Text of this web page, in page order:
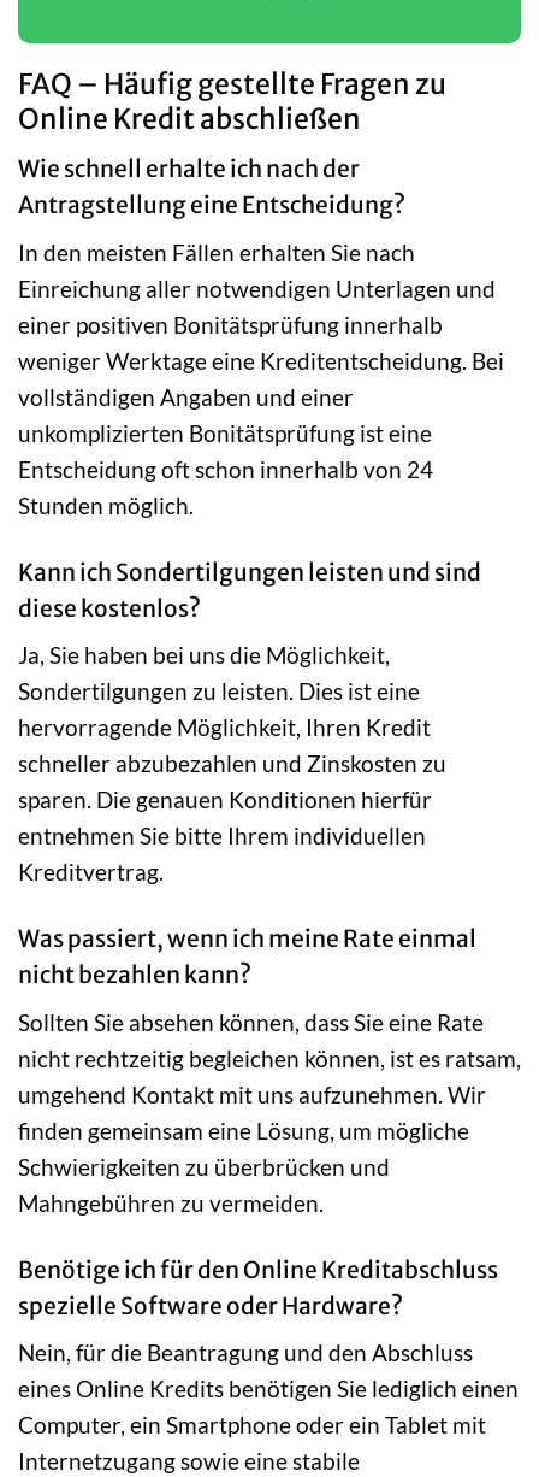
FAQ – Häufig gestellte Fragen zu
Online Kredit abschließen
Wie schnell erhalte ich nach der
Antragstellung eine Entscheidung?
In den meisten Fällen erhalten Sie nach
Einreichung aller notwendigen Unterlagen und
einer positiven Bonitätsprüfung innerhalb
weniger Werktage eine Kreditentscheidung. Bei
vollständigen Angaben und einer
unkomplizierten Bonitätsprüfung ist eine
Entscheidung oft schon innerhalb von 24
Stunden möglich.
Kann ich Sondertilgungen leisten und sind
diese kostenlos?
Ja, Sie haben bei uns die Möglichkeit,
Sondertilgungen zu leisten. Dies ist eine
hervorragende Möglichkeit, Ihren Kredit
schneller abzubezahlen und Zinskosten zu
sparen. Die genauen Konditionen hierfür
entnehmen Sie bitte Ihrem individuellen
Kreditvertrag.
Was passiert, wenn ich meine Rate einmal
nicht bezahlen kann?
Sollten Sie absehen können, dass Sie eine Rate
nicht rechtzeitig begleichen können, ist es ratsam,
umgehend Kontakt mit uns aufzunehmen. Wir
finden gemeinsam eine Lösung, um mögliche
Schwierigkeiten zu überbrücken und
Mahngebühren zu vermeiden.
Benötige ich für den Online Kreditabschluss
spezielle Software oder Hardware?
Nein, für die Beantragung und den Abschluss
eines Online Kredits benötigen Sie lediglich einen
Computer, ein Smartphone oder ein Tablet mit
Internetzugang sowie eine stabile